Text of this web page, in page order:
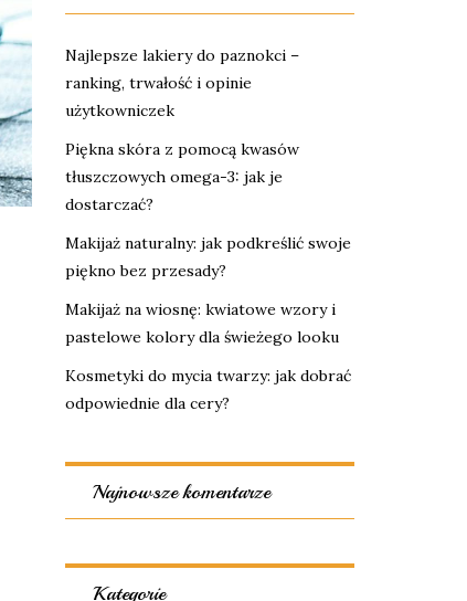
Najlepsze lakiery do paznokci –
ranking, trwałość i opinie
użytkowniczek
Piękna skóra z pomocą kwasów
tłuszczowych omega-3: jak je
dostarczać?
Makijaż naturalny: jak podkreślić swoje
piękno bez przesady?
Makijaż na wiosnę: kwiatowe wzory i
pastelowe kolory dla świeżego looku
Kosmetyki do mycia twarzy: jak dobrać
odpowiednie dla cery?
Najnowsze komentarze
Kategorie